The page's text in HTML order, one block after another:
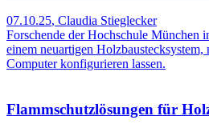
07.10.25, Claudia Stieglecker
Forschende der Hochschule München
einem neuartigen Holzbaustecksystem,
Computer konfigurieren lassen.
Flammschutzlösungen für